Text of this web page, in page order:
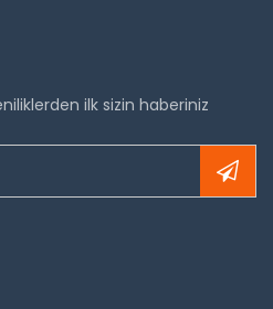
ilk sizin haberiniz